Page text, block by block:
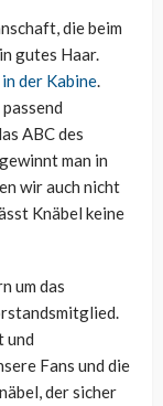
die beim
gutes Haar.
der Kabine.
ABC des
man in
wir auch nicht
Knäbel keine
um das
und
Fans und die
der sicher